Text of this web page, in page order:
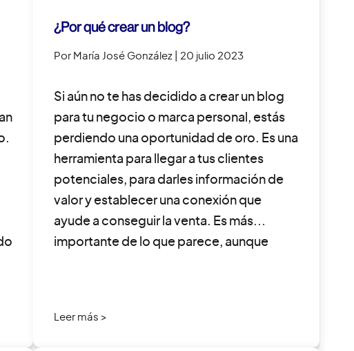
¿Por qué crear un blog?
Por María José González | 20 julio 2023
Si aún no te has decidido a crear un blog
para tu negocio o marca personal, estás
perdiendo una oportunidad de oro. Es una
herramienta para llegar a tus clientes
potenciales, para darles información de
valor y establecer una conexión que
ayude a conseguir la venta. Es más
importante de lo que parece, aunque
Leer más >